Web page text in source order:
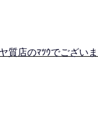
質店のﾏﾂｳでござい